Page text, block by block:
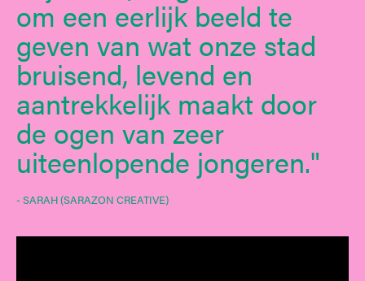
om een eerlijk beeld te
geven van wat onze stad
bruisend, levend en
aantrekkelijk maakt door
de ogen van zeer
uiteenlopende jongeren.
- SARAH (SARAZON CREATIVE)